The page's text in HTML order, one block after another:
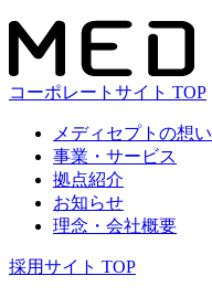
コーポレートサイト TOP
メディセプトの想い
事業・サービス
拠点紹介
お知らせ
理念・会社概要
採用サイト TOP